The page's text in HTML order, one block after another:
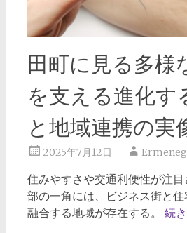
田町に見る多様
を支える進化す
と地域連携の実
2025年7月12日
住みやすさや交通利便性が注
部の一角には、ビジネス街と住
融合する地域が存在する。 続